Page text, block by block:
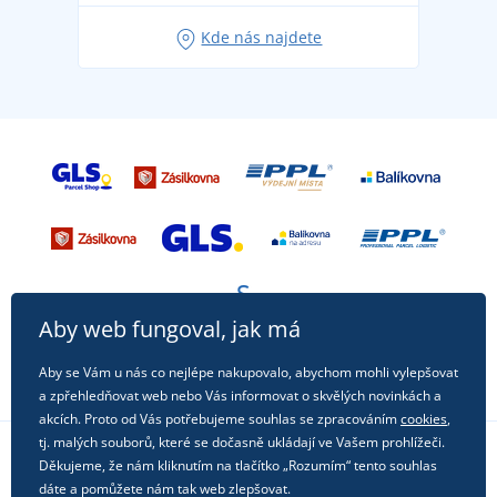
Kde nás najdete
Sledujte nás na sociálních sítích
Aby web fungoval, jak má
Aby se Vám u nás co nejlépe nakupovalo, abychom mohli vylepšovat
a zpřehledňovat web nebo Vás informovat o skvělých novinkách a
akcích. Proto od Vás potřebujeme souhlas se zpracovánímcookies,
tj. malých souborů, které se dočasně ukládají ve Vašem prohlížeči.
Děkujeme, že nám kliknutím na tlačítko „Rozumím“ tento souhlas
dáte a pomůžete nám tak web zlepšovat.